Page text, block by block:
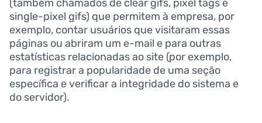
(também chamados de clear gifs, pixel tags e
single-pixel gifs) que permitem à empresa, por
exemplo, contar usuários que visitaram essas
páginas ou abriram um e-mail e para outras
estatísticas relacionadas ao site (por exemplo,
para registrar a popularidade de uma seção
específica e verificar a integridade do sistema e
do servidor).